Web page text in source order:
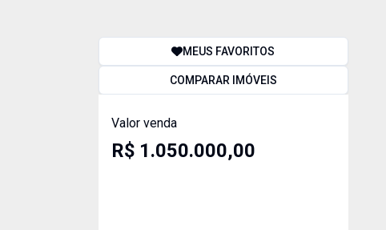
MEUS FAVORITOS
COMPARAR IMÓVEIS
Valor venda
R$ 1.050.000,00